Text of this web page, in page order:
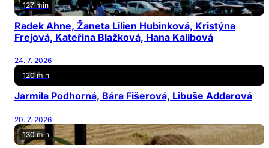
127 min
Radek Ahne, Žaneta Lilien Hubinková, Kristýna
Frejová, Kateřina Blažková, Hana Kalibová
24. 7. 2026
120 min
Jarmila Podhorná, Bára Fišerová, Libuše Addarová
20. 7. 2026
130 min